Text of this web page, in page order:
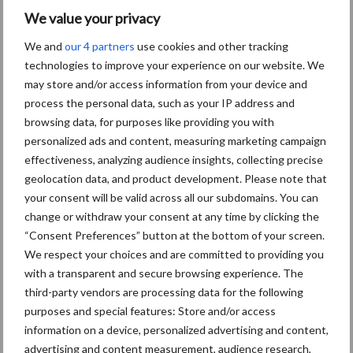
We value your privacy
We and our 4 partners use cookies and other tracking
technologies to improve your experience on our website. We
may store and/or access information from your device and
process the personal data, such as your IP address and
browsing data, for purposes like providing you with
personalized ads and content, measuring marketing campaign
effectiveness, analyzing audience insights, collecting precise
geolocation data, and product development. Please note that
your consent will be valid across all our subdomains. You can
change or withdraw your consent at any time by clicking the
“Consent Preferences” button at the bottom of your screen.
We respect your choices and are committed to providing you
with a transparent and secure browsing experience. The
third-party vendors are processing data for the following
purposes and special features: Store and/or access
information on a device, personalized advertising and content,
advertising and content measurement, audience research,
markt
Diergezondheid Bemesting Fokkerij
Mastitis Hittestress
Toon meer